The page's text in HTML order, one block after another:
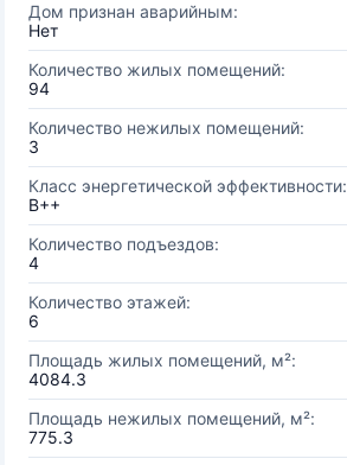
Дом признан аварийным:
Нет
Количество жилых помещений:
94
Количество нежилых помещений:
3
Класс энергетической эффективности:
B++
Количество подъездов:
4
Количество этажей:
6
Площадь жилых помещений, м²:
4084.3
Площадь нежилых помещений, м²:
775.3